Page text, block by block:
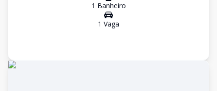
1 Banheiro
1 Vaga